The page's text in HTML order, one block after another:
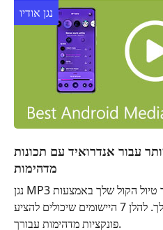
נגן אודיו
עבור אנדרואיד עם תכונות
מדהימות
נגן MP3 אנדרואיד חיוני להמשך טיול הקול שלך באמצעות
טלפונים אנדרואיד שלך. להלן 7 היישומים שיכולים להציע
פונקציות מדהימות עבורך.